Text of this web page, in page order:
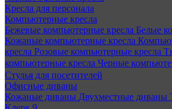
Кресла для персонала
Компьютерные кресла
Бежевые компьютерные кресла Белые
Кожаные компьютерные кресла
кресла Розовые компьютерные кресла
компьютерные кресла Черные
Стулья для посетителей
Офисные диваны
Кожаные диваны Двухместные диваны